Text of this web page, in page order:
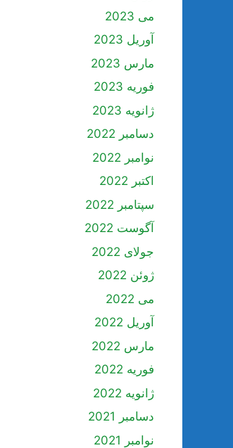
می 2023
آوریل 2023
مارس 2023
فوریه 2023
ژانویه 2023
دسامبر 2022
نوامبر 2022
اکتبر 2022
سپتامبر 2022
آگوست 2022
جولای 2022
ژوئن 2022
می 2022
آوریل 2022
مارس 2022
فوریه 2022
ژانویه 2022
دسامبر 2021
نوامبر 2021